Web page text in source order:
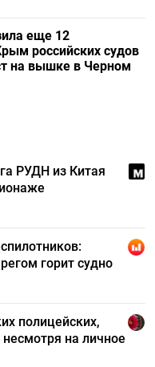
еще 12
российских судов
на вышке в Черном